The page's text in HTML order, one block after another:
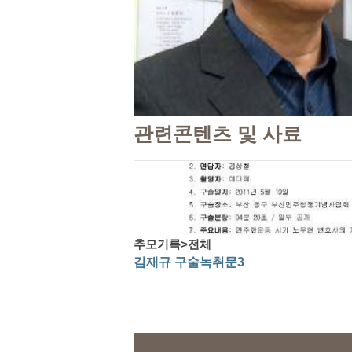
관련콘텐츠 및 사료
추모기록>전체
김재규 구술녹취문3